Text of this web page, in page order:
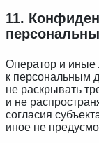
11.
Оператор и иные
к персональным
не раскрывать
и не
согласия
иное не